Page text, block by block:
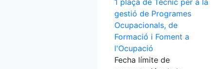
1 plaça de Tècnic per a la
gestió de Programes
Ocupacionals, de
Formació i Foment a
l'Ocupació
Fecha límite de